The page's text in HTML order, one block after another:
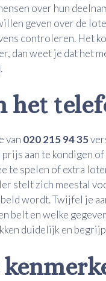
over hun
geven over de
controleren. Het
dan weet je dat het
.
het
van 020 215 94 35
aan te kondigen
te spelen of extra
stelt zich meestal
wordt. Twijfel je
belt en welke
duidelijk en